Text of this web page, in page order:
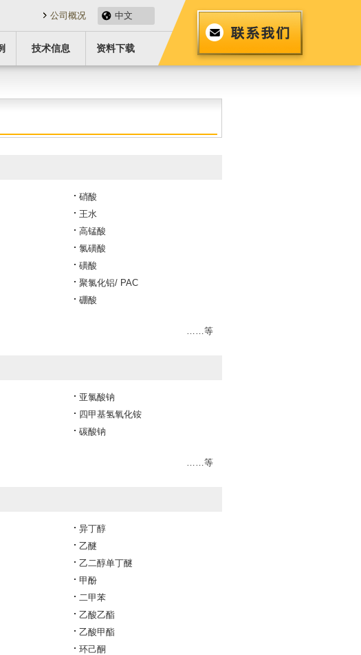
公司概况 中文
技术信息 资料下载
硝酸
王水
高锰酸
氯磺酸
磺酸
聚氯化铝/ PAC
硼酸
……等
亚氯酸钠
四甲基氢氧化铵
碳酸钠
……等
异丁醇
乙醚
乙二醇单丁醚
甲酚
二甲苯
乙酸乙酯
乙酸甲酯
环己酮